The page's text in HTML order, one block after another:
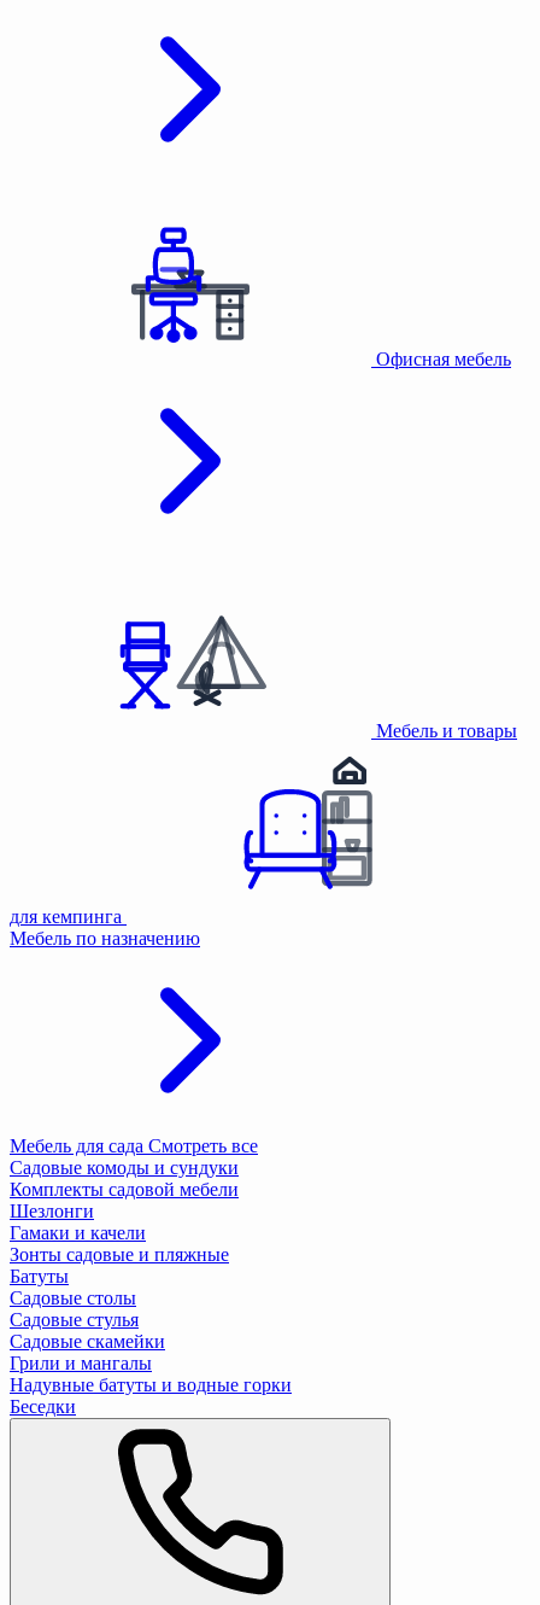
Офисная мебель
Мебель и товары
для кемпинга
Мебель по назначению
Мебель для сада Смотреть все
Садовые комоды и сундуки
Комплекты садовой мебели
Шезлонги
Гамаки и качели
Зонты садовые и пляжные
Батуты
Садовые столы
Садовые стулья
Садовые скамейки
Грили и мангалы
Надувные батуты и водные горки
Беседки